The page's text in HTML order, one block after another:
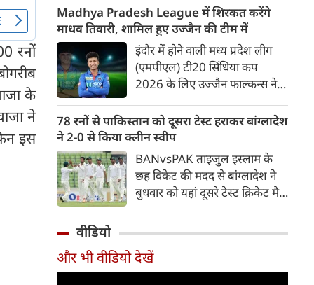
रनों
के
ने
इस
टूर्नामेंट में दूसरे सबसे ज़्यादा हैं। सबसे
ज़्यादा 59 छक्के क्रिस गेल ने
आईपीएल 2012 में लगाए थे।
सूर्यवंशी की नज़रें अब गेल के रिकॉर्ड
पर होंगी।
Madhya Pradesh League में शिरकत करेंगे
माधव तिवारी, शामिल हुए उज्जैन की टीम में
इंदौर में होने वाली मध्य प्रदेश लीग
(एमपीएल) टी20 सिंधिया कप
2026 के लिए उज्जैन फाल्कन्स ने
जिसमें युवा ऑलराउंडर माधव तिवारी
सबसे बड़े आकर्षण के रूप में
उभरकर सामने आए हैं। इंडियन
प्रीमियर लीग में दिल्ली कैपिटल्स का
हिस्सा रहे माधव तिवारी इस समय
मध्य प्रदेश के सबसे चर्चित युवा
78 रनों से पाकिस्तान को दूसरा टेस्ट हराकर बांग्लादेश
ने 2-0 से किया क्लीन स्वीप
BANvsPAK ताइजुल इस्लाम के
छह विकेट की मदद से बांग्लादेश ने
बुधवार को यहां दूसरे टेस्ट क्रिकेट मैच
का पीछा करते हुए 358 रन पर
आउट हो गई। बांग्लादेश ने पहला
वीडियो
और भी वीडियो देखें